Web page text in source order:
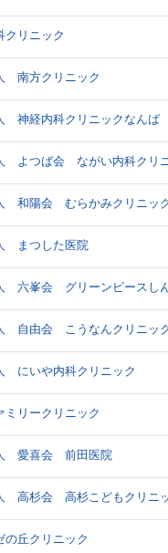
クリニック
南方クリニック
神経内科クリニックなんば
よつば会 ながい内科クリ
和陽会 むらかみクリニッ
まつした医院
六峯会 グリーンピースし
自由会 こうなんクリニッ
にいや内科クリニック
ミリークリニック
愛喜会 前田医院
高杉会 高杉こどもクリニ
の丘クリニック